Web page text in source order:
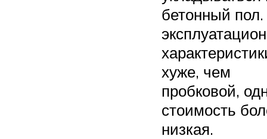
бетонный
хуже, чем
пробковой,
стоимость
низкая.